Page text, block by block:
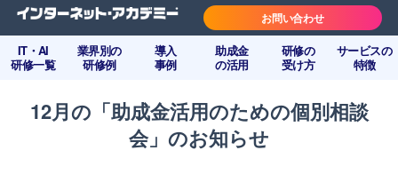
IT・AI
研修一覧
業界別の
研修例
導入
事例
助成金
の活用
研修の
受け方
サービスの
特徴
お問い合わせ
12月の「助成金活用のための個別相談
会」のお知らせ